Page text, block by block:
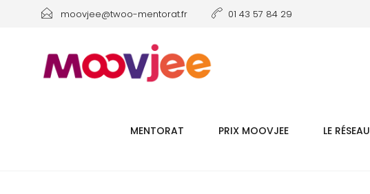
moovjee@twoo-mentorat.fr 01 43 57 84 29
MENTORAT PRIX MOOVJEE LE RÉSEAU